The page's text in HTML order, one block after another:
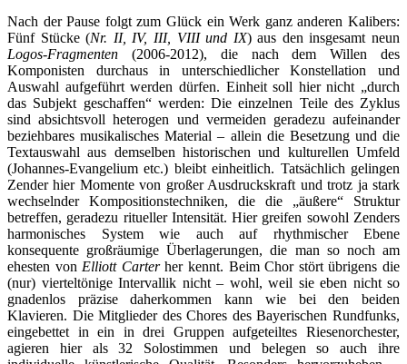
Nach der Pause folgt zum Glück ein Werk ganz anderen Kalibers:
Fünf Stücke (Nr. II, IV, III, VIII und IX) aus den insgesamt neun
Logos-Fragmenten (2006-2012), die nach dem Willen des
Komponisten durchaus in unterschiedlicher Konstellation und
Auswahl aufgeführt werden dürfen. Einheit soll hier nicht „durch
das Subjekt geschaffen“ werden: Die einzelnen Teile des Zyklus
sind absichtsvoll heterogen und vermeiden geradezu aufeinander
beziehbares musikalisches Material – allein die Besetzung und die
Textauswahl aus demselben historischen und kulturellen Umfeld
(Johannes-Evangelium etc.) bleibt einheitlich. Tatsächlich gelingen
Zender hier Momente von großer Ausdruckskraft und trotz ja stark
wechselnder Kompositionstechniken, die die „äußere“ Struktur
betreffen, geradezu ritueller Intensität. Hier greifen sowohl Zenders
harmonisches System wie auch auf rhythmischer Ebene
konsequente großräumige Überlagerungen, die man so noch am
ehesten von Elliott Carterher kennt. Beim Chor stört übrigens die
(nur) vierteltönige Intervallik nicht – wohl, weil sie eben nicht so
gnadenlos präzise daherkommen kann wie bei den beiden
Klavieren. Die Mitglieder des Chores des Bayerischen Rundfunks,
eingebettet in ein in drei Gruppen aufgeteiltes Riesenorchester,
agieren hier als 32 Solostimmen und belegen so auch ihre